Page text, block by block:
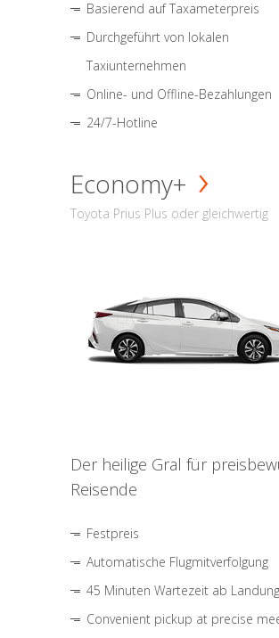
Basierend auf Taxameterpreis
Durchgeführt von lokalen
Taxiunternehmen
Online- und Offline-Bezahlungen
24/7-Hotline
Economy+
Toyota Prius Plus oder gleichwertig
Der heilige Gral für
Reisende
Festpreis
Automatische Flugmitverfolgung
45 Minuten Wartezeit ab Landung
Convenient pickup at precise